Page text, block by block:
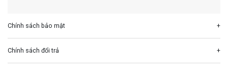
Chính sách bảo mật
Chính sách đổi trả